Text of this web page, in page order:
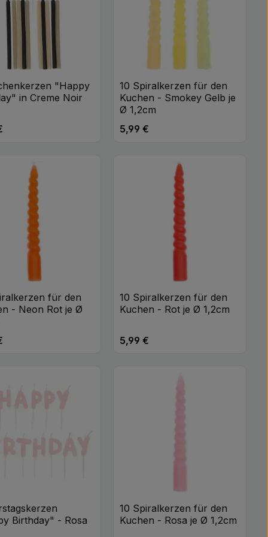
oder benutze die Schaltflächen um
gewünschten Wert ein oder
"Happy
in Creme Noir
Preis:
Anzahl: Gib den gewünschten
Stk
10 Spiralkerzen für den
Kuchen - Smokey Gelb je
Ø 1,2cm
Regulärer Preis:
5,99 €
Produkt Anzahl:
Stk
oder benutze die Schaltflächen um
für den
- Neon Rot je Ø
Preis:
10 Spiralkerzen für den
Kuchen - Rot je Ø 1,2cm
Regulärer Preis:
5,99 €
Birthday" - Rosa
10 Spiralkerzen für den
Kuchen - Rosa je Ø 1,2cm